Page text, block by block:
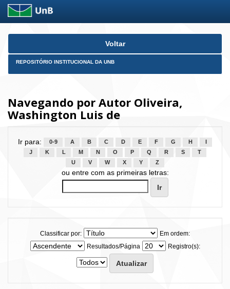
Skip
Voltar
REPOSITÓRIO INSTITUCIONAL DA UNB
Navegando por Autor Oliveira,
Washington Luis de
Ir para: 0-9 A B C D E F G H
J
K L M N O P Q R S
T
U
V W X Y Z
ou entre com as primeiras letras:
Classificar por:
Em ordem:
Resultados/Página
Registro(s):